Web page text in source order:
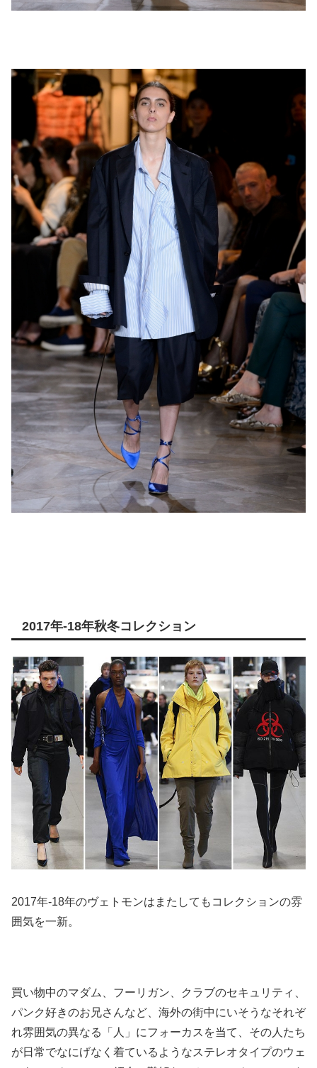
2017年-18年秋冬コレクション
2017年-18年のヴェトモンはまたしてもコレクションの雰
囲気を一新。
買い物中のマダム、フーリガン、クラブのセキュリティ、
パンク好きのお兄さんなど、海外の街中にいそうなそれぞ
れ雰囲気の異なる「人」にフォーカスを当て、その人たち
が日常でなにげなく着ているようなステレオタイプのウェ